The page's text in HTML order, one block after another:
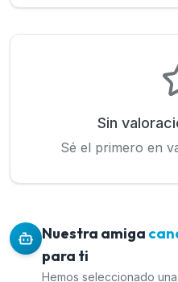
Sin
Sé el primero en
Nuestra amiga
para ti
Hemos seleccionado